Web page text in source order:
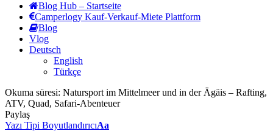
Blog Hub – Startseite
Camperlogy Kauf-Verkauf-Miete Plattform
Blog
Vlog
Deutsch
English
Türkçe
Okuma süresi: Natursport im Mittelmeer und in der Ägäis – Rafting,
ATV, Quad, Safari-Abenteuer
Paylaş
Yazı Tipi BoyutlandırıcıAa